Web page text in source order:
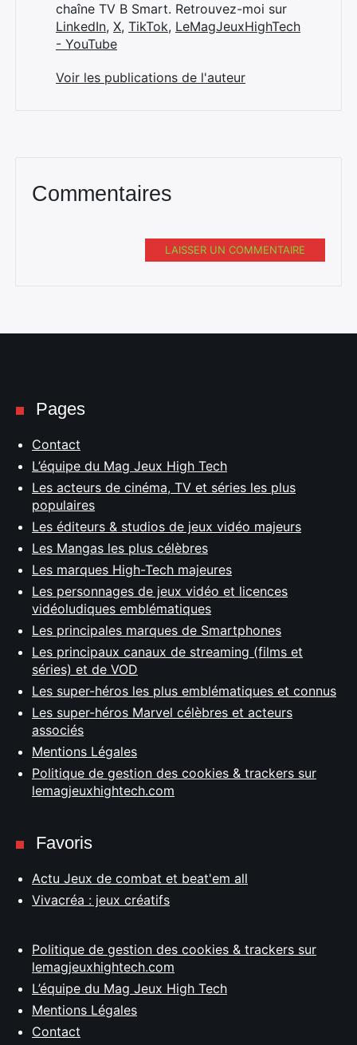
chaîne TV B Smart. Retrouvez-moi sur
LinkedIn, X, TikTok, LeMagJeuxHighTech
- YouTube
Voir les publications de l'auteur
Commentaires
LAISSER UN COMMENTAIRE
Pages
Contact
L’équipe du Mag Jeux High Tech
Les acteurs de cinéma, TV et séries les plus
populaires
Les éditeurs & studios de jeux vidéo majeurs
Les Mangas les plus célèbres
Les marques High-Tech majeures
Les personnages de jeux vidéo et licences
vidéoludiques emblématiques
Les principales marques de Smartphones
Les principaux canaux de streaming (films et
séries) et de VOD
Les super-héros les plus emblématiques et connus
Les super-héros Marvel célèbres et acteurs
associés
Mentions Légales
Politique de gestion des cookies & trackers sur
lemagjeuxhightech.com
Favoris
Actu Jeux de combat et beat'em all
Vivacréa : jeux créatifs
Politique de gestion des cookies & trackers sur
lemagjeuxhightech.com
L’équipe du Mag Jeux High Tech
Mentions Légales
Contact